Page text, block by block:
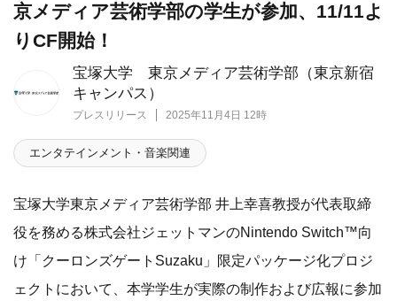
宝塚大学 東京メディア芸術学部（東京新宿
キャンパス）
プレスリリース 2025年11月4日 12時
京メディア芸術学部の学生が参加、11/11よ
りCF開始！
エンタテインメント・音楽関連
宝塚大学東京メディア芸術学部 井上幸喜教授が代表取締
役を務める株式会社ジェットマンのNintendo Switch™向
け「クーロンズゲートSuzaku」限定パッケージ化プロジ
ェクトにおいて、本学学生が実際の制作および広報に参加